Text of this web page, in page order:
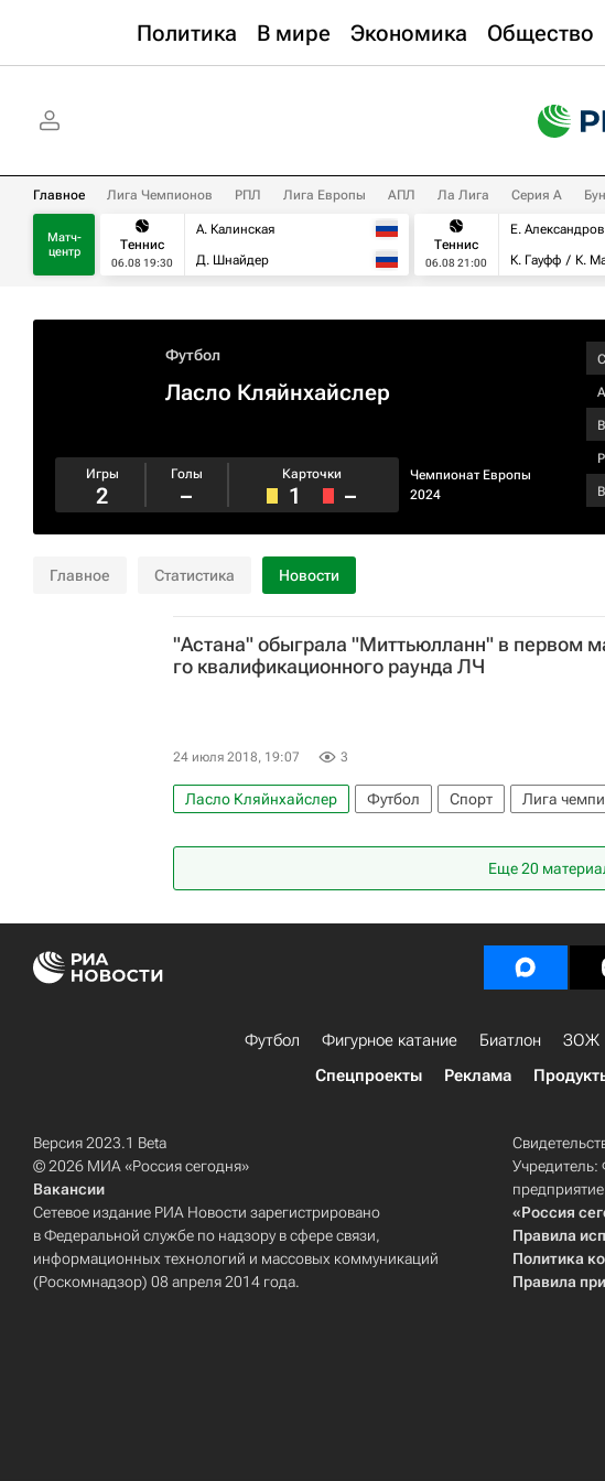
Политика В мире Экономика Общество
Главное Лига Чемпионов РПЛ Лига Европы АПЛ Ла Лига Серия А
Матч-
центр
Теннис
06.08 19:30
А. Калинская
Д. Шнайдер
Теннис
06.08 21:00
Е.
К. Гауфф
К.
Футбол
Ласло Кляйнхайслер
Чемпионат Европы
2024
Игры
2
Голы
–
Карточки
1 –
Главное Статистика Новости
"Астана" обыграла "Миттьюлланн" в первом
го квалификационного раунда ЛЧ
24 июля 2018, 19:07 3
Ласло Кляйнхайслер Футбол Спорт Лига
Еще 20
Футбол Фигурное катание Биатлон ЗОЖ
Спецпроекты
Реклама
Версия 2023.1 Beta
© 2026 МИА «Россия сегодня»
Вакансии
Сетевое издание РИА Новости зарегистрировано
в Федеральной службе по надзору в сфере связи,
информационных технологий и массовых коммуникаций
(Роскомнадзор) 08 апреля 2014 года.
Учредитель:
«Россия
Правила
Политика
Правила